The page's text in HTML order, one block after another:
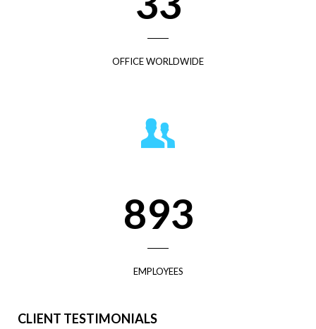
OFFICE WORLDWIDE
1050
EMPLOYEES
CLIENT TESTIMONIALS